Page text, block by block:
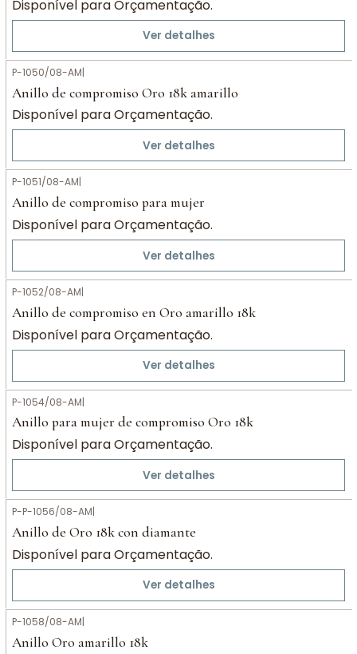
Disponível para Orçamentação.
Ver detalhes
P-1050/08-AM|
Anillo de compromiso Oro 18k amarillo
Disponível para Orçamentação.
Ver detalhes
P-1051/08-AM
Anillo de compromiso para mujer
Disponível para Orçamentação.
Ver detalhes
P-1052/08-AM|
Anillo de compromiso en Oro amarillo 18k
Disponível para Orçamentação.
Ver detalhes
P-1054/08-AM|
Anillo para mujer de compromiso Oro 18k
Disponível para Orçamentação.
Ver detalhes
P-P-1056/08-AM|
Anillo de Oro 18k con diamante
Disponível para Orçamentação.
Ver detalhes
P-1058/08-AM|
Anillo Oro amarillo 18k